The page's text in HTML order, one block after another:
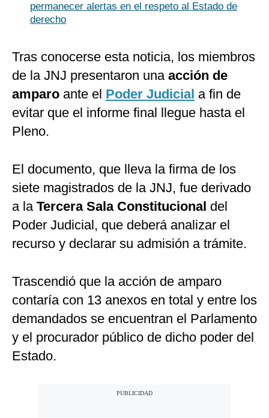
permanecer alertas en el respeto al Estado de
derecho
Tras conocerse esta noticia, los miembros
de la JNJ presentaron unaacción de
amparo ante el Poder Judicial a fin de
evitar que el informe final llegue hasta el
Pleno.
El documento, que lleva la firma de los
siete magistrados de la JNJ, fue derivado
a la Tercera Sala Constitucional del
Poder Judicial, que deberá analizar el
recurso y declarar su admisión a trámite.
Trascendió que la acción de amparo
contaría con 13 anexos en total y entre los
demandados se encuentran el Parlamento
y el procurador público de dicho poder del
Estado.